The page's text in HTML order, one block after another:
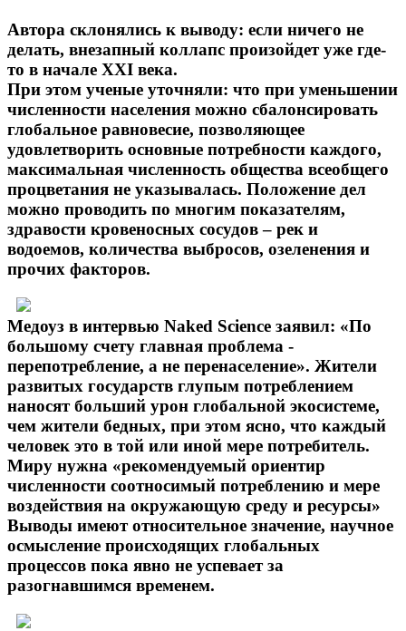
Автора склонялись к выводу: если ничего не
делать, внезапный коллапс произойдет уже где-
то в начале XXI века.
При этом ученые уточняли: что при уменьшении
численности населения можно сбалонсировать
глобальное равновесие, позволяющее
удовлетворить основные потребности каждого,
максимальная численность общества всеобщего
процветания не указывалась. Положение дел
можно проводить по многим показателям,
здравости кровеносных сосудов – рек и
водоемов, количества выбросов, озеленения и
прочих факторов.
Медоуз в интервью Naked Science заявил: «По
большому счету главная проблема -
перепотребление, а не перенаселение». Жители
развитых государств глупым потреблением
наносят больший урон глобальной экосистеме,
чем жители бедных, при этом ясно, что каждый
человек это в той или иной мере потребитель.
Миру нужна «рекомендуемый ориентир
численности соотносимый потреблению и мере
воздействия на окружающую среду и ресурсы»
Выводы имеют относительное значение, научное
осмысление происходящих глобальных
процессов пока явно не успевает за
разогнавшимся временем.